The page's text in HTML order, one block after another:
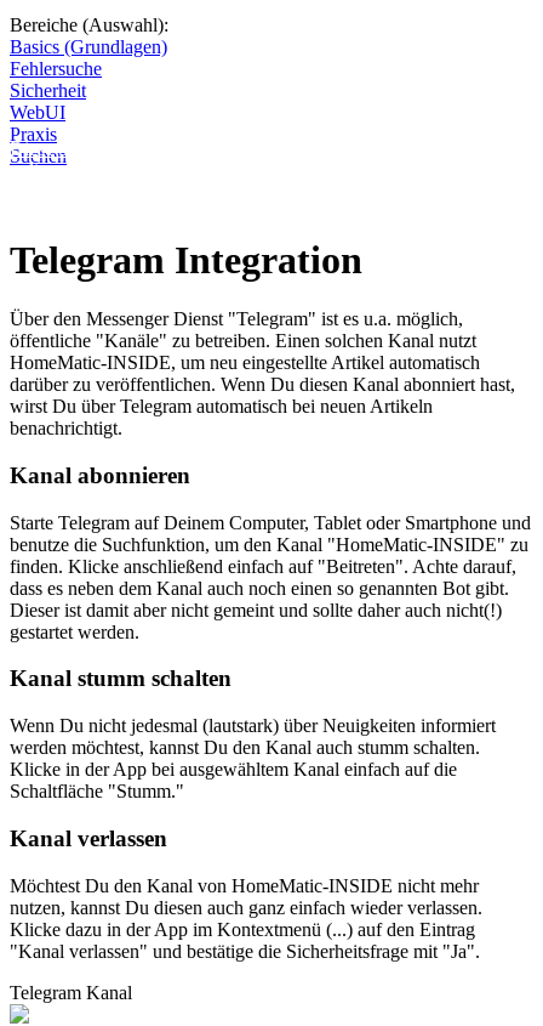
Bereiche (Auswahl):
Basics (Grundlagen)
Fehlersuche
Sicherheit
WebUI
Praxis
Suchen
Diese Seite wird nicht weitergeführt, bleibt aber als digitales Archiv
online. Vielen Dank für deinen Besuch!
Telegram Integration
Über den Messenger Dienst "Telegram" ist es u.a. möglich,
öffentliche "Kanäle" zu betreiben. Einen solchen Kanal nutzt
HomeMatic-INSIDE, um neu eingestellte Artikel automatisch
darüber zu veröffentlichen. Wenn Du diesen Kanal abonniert hast,
wirst Du über Telegram automatisch bei neuen Artikeln
benachrichtigt.
Kanal abonnieren
Starte Telegram auf Deinem Computer, Tablet oder Smartphone und
benutze die Suchfunktion, um den Kanal "HomeMatic-INSIDE" zu
finden. Klicke anschließend einfach auf "Beitreten". Achte darauf,
dass es neben dem Kanal auch noch einen so genannten Bot gibt.
Dieser ist damit aber nicht gemeint und sollte daher auch nicht(!)
gestartet werden.
Kanal stumm schalten
Wenn Du nicht jedesmal (lautstark) über Neuigkeiten informiert
werden möchtest, kannst Du den Kanal auch stumm schalten.
Klicke in der App bei ausgewähltem Kanal einfach auf die
Schaltfläche "Stumm."
Kanal verlassen
Möchtest Du den Kanal von HomeMatic-INSIDE nicht mehr
nutzen, kannst Du diesen auch ganz einfach wieder verlassen.
Klicke dazu in der App im Kontextmenü (...) auf den Eintrag
"Kanal verlassen" und bestätige die Sicherheitsfrage mit "Ja".
Telegram Kanal